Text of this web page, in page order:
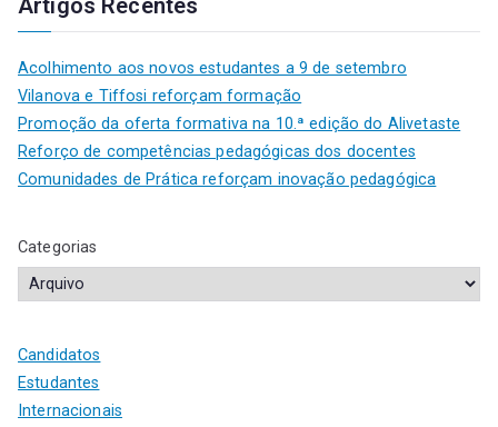
Acolhimento aos novos estudantes a 9 de setembro
Vilanova e Tiffosi reforçam formação
Promoção da oferta formativa na 10.ª edição do Alivetaste
Reforço de competências pedagógicas dos docentes
Comunidades de Prática reforçam inovação pedagógica
Categorias
Candidatos
Estudantes
Internacionais